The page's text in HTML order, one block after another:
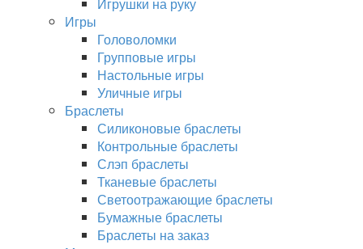
Игры
Головоломки
Групповые игры
Настольные игры
Уличные игры
Браслеты
Силиконовые браслеты
Контрольные браслеты
Слэп браслеты
Тканевые браслеты
Светоотражающие браслеты
Бумажные браслеты
Браслеты на заказ